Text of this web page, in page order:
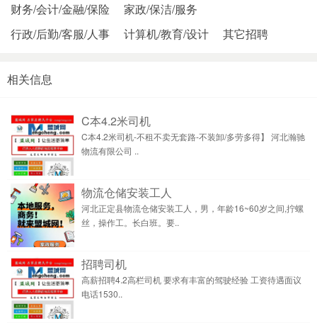
财务/会计/金融/保险
家政/保洁/服务
行政/后勤/客服/人事
计算机/教育/设计 其它招聘
相关信息
C本4.2米司机
C本4.2米司机-不租不卖无套路-不装卸/多劳多得】 河北瀚驰
物流有限公司 ..
物流仓储安装工人
河北正定县物流仓储安装工人，男，年龄16~60岁之间,拧螺
丝，操作工。长白班。要..
招聘司机
高薪招聘4.2高栏司机 要求有丰富的驾驶经验 工资待遇面议
电话1530..